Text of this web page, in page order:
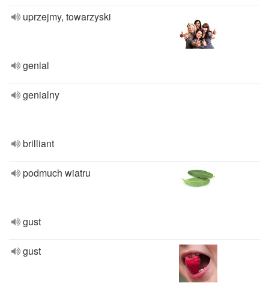
uprzejmy, towarzyski
genial
genialny
brilliant
podmuch wiatru
gust
gust